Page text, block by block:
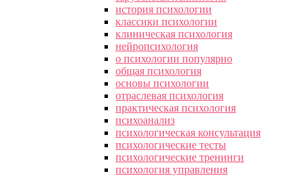
история психологии
классики психологии
клиническая психология
нейропсихология
о психологии популярно
общая психология
основы психологии
отраслевая психология
практическая психология
психоанализ
психологическая консультация
психологические тесты
психологические тренинги
психология управления